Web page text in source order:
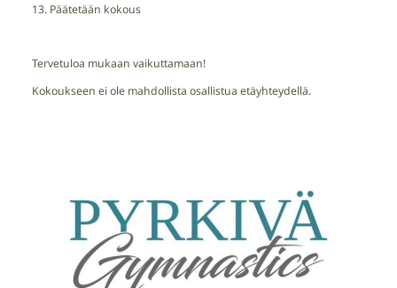
13. Päätetään kokous
Tervetuloa mukaan vaikuttamaan!
Kokoukseen ei ole mahdollista osallistua etäyhteydellä.